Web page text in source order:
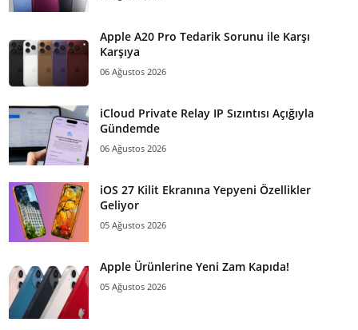
Apple A20 Pro Tedarik Sorunu ile Karşı
Karşıya
06 Ağustos 2026
iCloud Private Relay IP Sızıntısı Açığıyla
Gündemde
06 Ağustos 2026
iOS 27 Kilit Ekranına Yepyeni Özellikler
Geliyor
05 Ağustos 2026
Apple Ürünlerine Yeni Zam Kapıda!
05 Ağustos 2026